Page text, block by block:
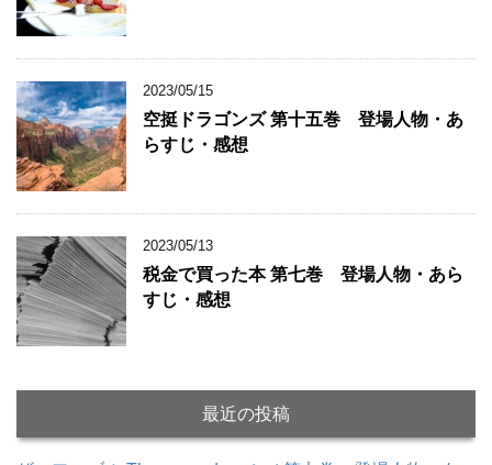
2023/05/15
空挺ドラゴンズ 第十五巻 登場人物・あ
らすじ・感想
2023/05/13
税金で買った本 第七巻 登場人物・あら
すじ・感想
最近の投稿